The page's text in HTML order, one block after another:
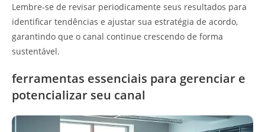
Lembre-se de revisar periodicamente seus resultados para
identificar tendências e ajustar sua estratégia de acordo,
garantindo que o canal continue crescendo de forma
sustentável.
ferramentas essenciais para gerenciar e
potencializar seu canal